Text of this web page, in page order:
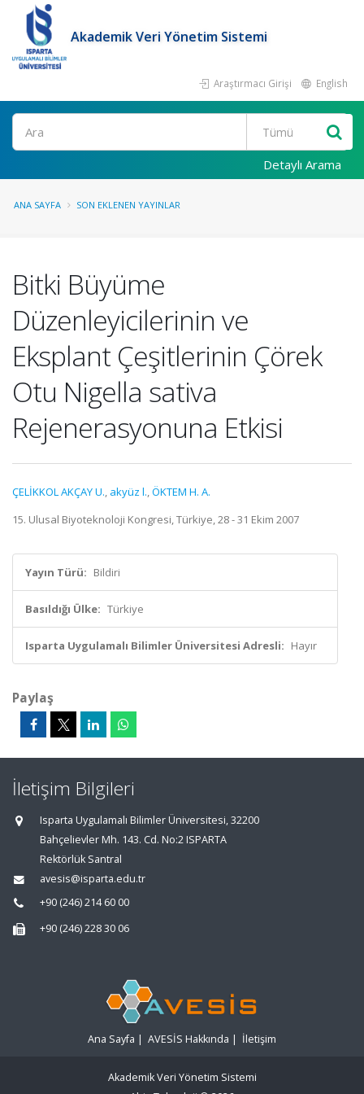
Akademik Veri Yönetim Sistemi
Araştırmacı Girişi English
Ara
Detaylı Arama
ANA SAYFA SON EKLENEN YAYINLAR
Bitki Büyüme
Düzenleyicilerinin ve
Eksplant Çeşitlerinin Çörek
Otu Nigella sativa
Rejenerasyonuna Etkisi
ÇELİKKOL AKÇAY U., akyüz l.,ÖKTEM H. A.
15. Ulusal Biyoteknoloji Kongresi, Türkiye, 28 - 31 Ekim 2007
Yayın Türü: Bildiri
Basıldığı Ülke: Türkiye
Isparta Uygulamalı Bilimler Üniversitesi Adresli: Hayır
Paylaş
İletişim Bilgileri
Isparta Uygulamalı Bilimler Üniversitesi, 32200
Bahçelievler Mh. 143. Cd. No:2 ISPARTA
Rektörlük Santral
avesis@isparta.edu.tr
+90 (246) 214 60 00
+90 (246) 228 30 06
Ana Sayfa | AVESİS Hakkında | İletişim
Akademik Veri Yönetim Sistemi